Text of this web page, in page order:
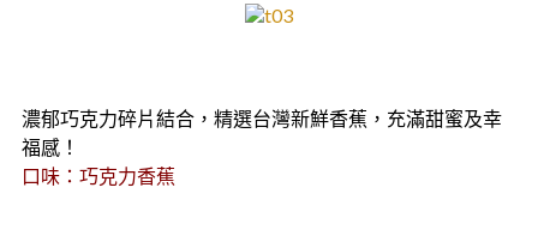
濃郁巧克力碎片結合，精選台灣新鮮香蕉，充滿甜蜜及幸
福感！
口味：巧克力香蕉